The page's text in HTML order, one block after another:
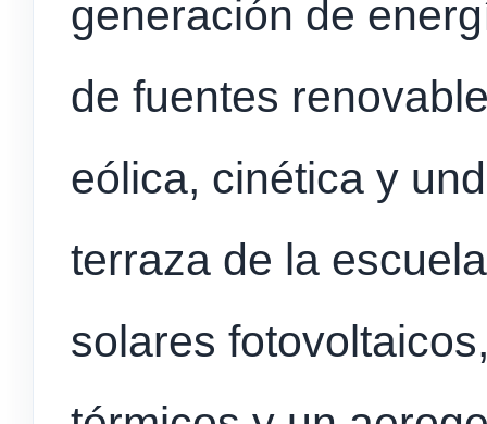
generación de
de fuentes
eólica, cinética y
terraza de la
solares